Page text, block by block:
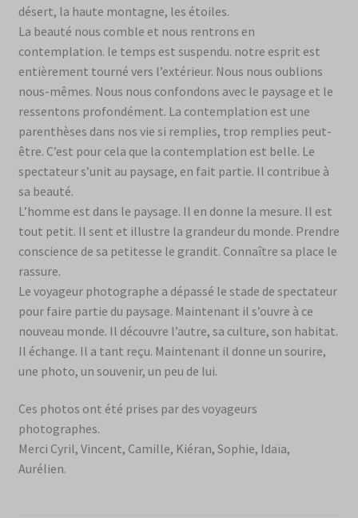
désert, la haute montagne, les étoiles.
La beauté nous comble et nous rentrons en
contemplation. le temps est suspendu. notre esprit est
entièrement tourné vers l’extérieur. Nous nous oublions
nous-mêmes. Nous nous confondons avec le paysage et le
ressentons profondément. La contemplation est une
parenthèses dans nos vie si remplies, trop remplies peut-
être. C’est pour cela que la contemplation est belle. Le
spectateur s’unit au paysage, en fait partie. Il contribue à
sa beauté.
L’homme est dans le paysage. Il en donne la mesure. Il est
tout petit. Il sent et illustre la grandeur du monde. Prendre
conscience de sa petitesse le grandit. Connaître sa place le
rassure.
Le voyageur photographe a dépassé le stade de spectateur
pour faire partie du paysage. Maintenant il s’ouvre à ce
nouveau monde. Il découvre l’autre, sa culture, son habitat.
Il échange. Il a tant reçu. Maintenant il donne un sourire,
une photo, un souvenir, un peu de lui.
Ces photos ont été prises par des voyageurs
photographes.
Merci Cyril, Vincent, Camille, Kiéran, Sophie, Idaïa,
Aurélien.